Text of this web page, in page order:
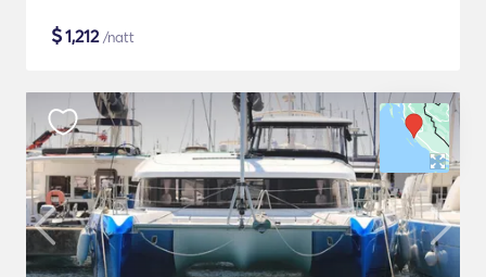
$1,212/natt